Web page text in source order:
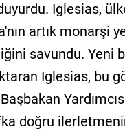
Iglesias,
artık monarşi
savundu. Yeni
Iglesias, bu
doğru